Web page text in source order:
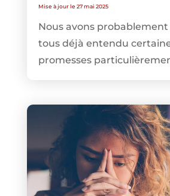
Mise à jour le 27 mai 2025
Nous avons
tous déjà entendu
promesses